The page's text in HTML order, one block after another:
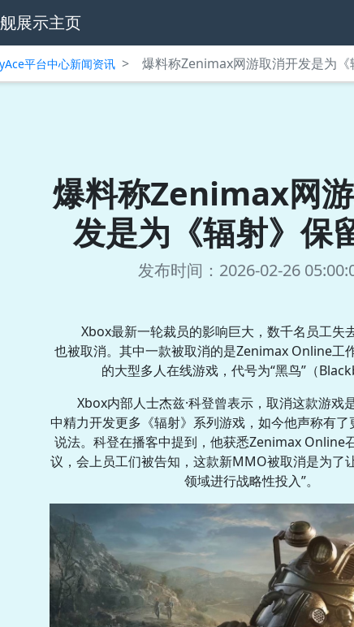
展示主页
平台中心新闻资讯 > 爆料称Zenimax网游取消开发是为
爆料称Zenimax网
发是为《辐射》保
发布时间：2026-02-26
Xbox最新一轮裁员的影响巨大，数千名员工失
也被取消。其中一款被取消的是Zenimax Online工
的大型多人在线游戏，代号为“黑鸟”（
Xbox内部人士杰兹·科登曾表示，取消这款游戏
中精力开发更多《辐射》系列游戏，如今他声称有了
说法。科登在播客中提到，他获悉Zenimax Online
议，会上员工们被告知，这款新MMO被取消是为了
领域进行战略性投入”。